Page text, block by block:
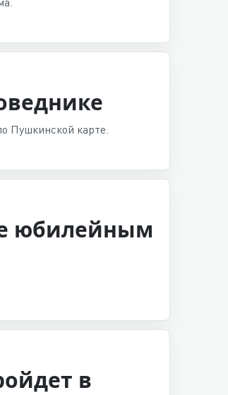
Пушкинской карте.
юбилейным
в